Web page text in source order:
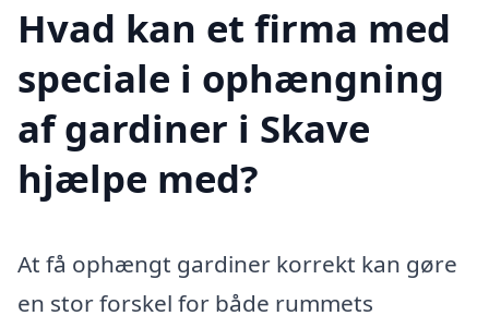
Hvad kan et firma med
speciale i ophængning
af gardiner i Skave
hjælpe med?
At få ophængt gardiner korrekt kan gøre
en stor forskel for både rummets